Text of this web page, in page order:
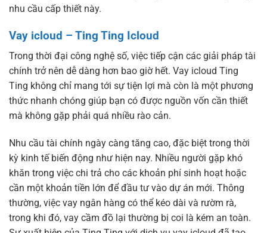
nhu cầu cấp thiết này.
Vay icloud – Ting Ting Icloud
Trong thời đại công nghệ số, việc tiếp cận các giải pháp tài
chính trở nên dễ dàng hơn bao giờ hết. Vay icloud Ting
Ting không chỉ mang tới sự tiện lợi mà còn là một phương
thức nhanh chóng giúp bạn có được nguồn vốn cần thiết
mà không gặp phải quá nhiều rào cản.
Nhu cầu tài chính ngày càng tăng cao, đặc biệt trong thời
kỳ kinh tế biến động như hiện nay. Nhiều người gặp khó
khăn trong việc chi trả cho các khoản phí sinh hoạt hoặc
cần một khoản tiền lớn để đầu tư vào dự án mới. Thông
thường, việc vay ngân hàng có thể kéo dài và rườm rà,
trong khi đó, vay cầm đồ lại thường bị coi là kém an toàn.